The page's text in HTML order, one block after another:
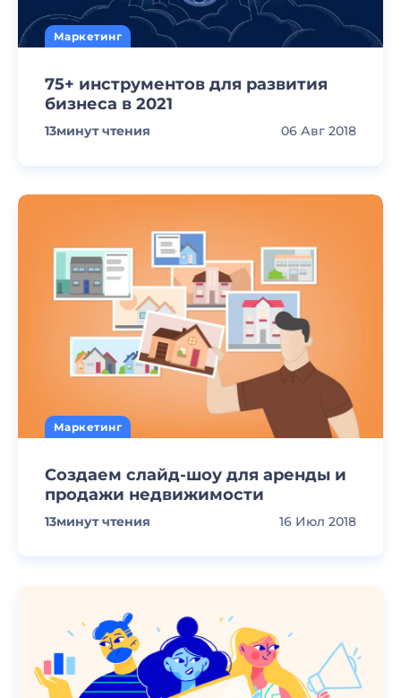
Маркетинг
75+ инструментов для развития
бизнеса в 2021
13минут чтения 06 Авг 2018
Маркетинг
Создаем слайд-шоу для аренды и
продажи недвижимости
13минут чтения 16 Июл 2018